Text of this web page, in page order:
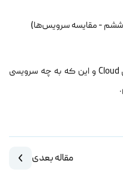
در مقاله بعد به بررسی ویژگی‌های کلی Cloud و این که به چه سرویسی
مقاله بعدی